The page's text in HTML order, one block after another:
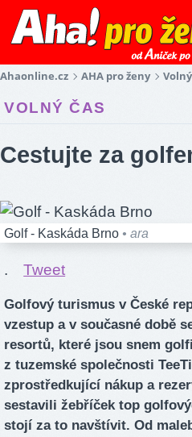
Ahaonline.cz AHA pro ženy
VOLNÝ ČAS
Cestujte za
Golf - Kaskáda Brno • ara
. Tweet
Golfový turismus v České
vzestup a v současné době
resortů, které jsou snem
z tuzemské společnosti
zprostředkující nákup a
sestavili žebříček top
stojí za to navštívit. Od